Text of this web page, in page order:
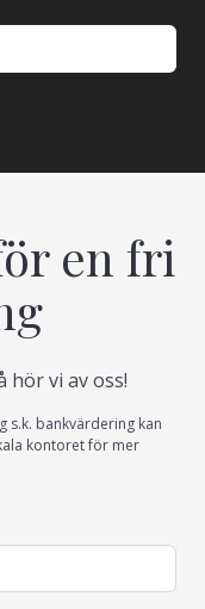
en fri
hör vi av oss!
s.k. bankvärdering kan
kontoret för mer